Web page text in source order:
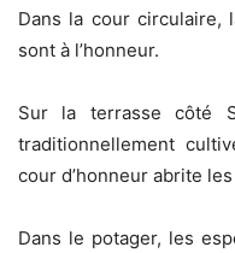
Dans la cour circulaire,
sont à l’honneur.
Sur la terrasse côté
traditionnellement
cour d’honneur abrite
Dans le potager, les